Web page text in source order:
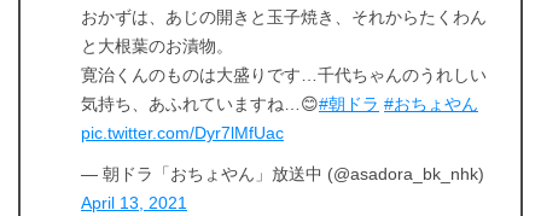
おかずは、あじの開きと玉子焼き、それからたくわん
と大根葉のお漬物。
寛治くんのものは大盛りです…千代ちゃんのうれしい
気持ち、あふれていますね…😊#朝ドラ #おちょやん
pic.twitter.com/Dyr7lMfUac
— 朝ドラ「おちょやん」放送中 (@asadora_bk_nhk)
April 13, 2021